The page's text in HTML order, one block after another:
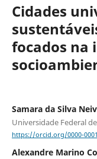
Cidades
focados na
Samara da Silva
Universidade Federal
https://orcid.org/0000-
Alexandre Marino